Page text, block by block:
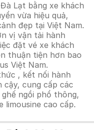
Lạt bằng xe khách
vừa hiệu quả,
đẹp tại Việt Nam.
vị vận tải hành
đặt vé xe khách
thuận tiện hơn bao
Việt Nam.
, kết nối hành
cậy, cung cấp các
ngồi phổ thông,
limousine cao cấp.